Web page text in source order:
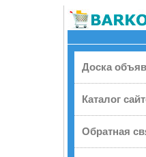
Доска
Каталог
Обратная